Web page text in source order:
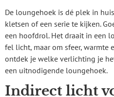
De loungehoek is dé plek in
kletsen of een serie te kijken.
een hoofdrol. Het draait in een
fel licht, maar om sfeer, warmte
ontdek je welke verlichting je
een uitnodigende loungehoek.
Indirect licht